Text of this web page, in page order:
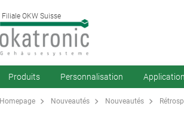
Filiale OKW Suisse
Produits Personnalisation
Homepage Nouveautés Nouveautés